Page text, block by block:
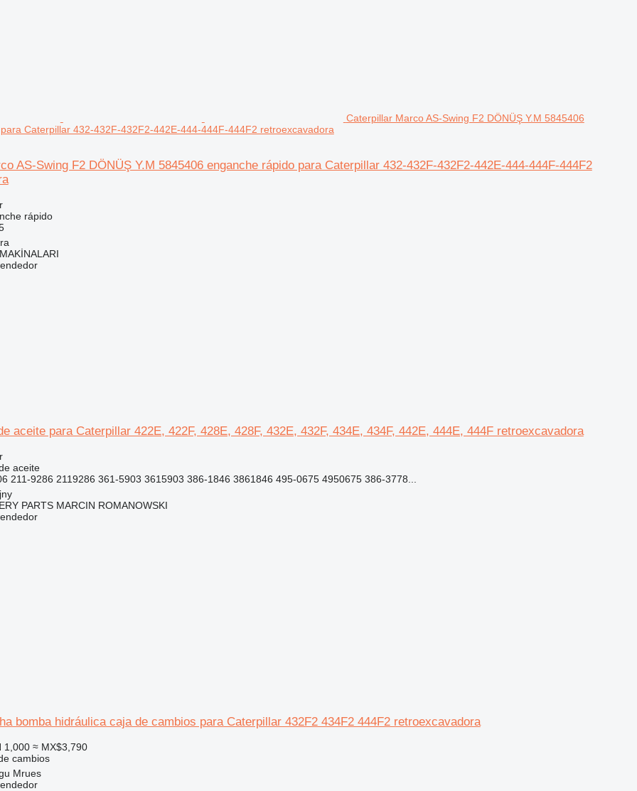
Caterpillar Marco AS-Swing F2 DÖNÜŞ Y.M 5845406
Caterpillar 432-432F-432F2-442E-444-444F-444F2 retroexcavadora
AS-Swing F2 DÖNÜŞ Y.M 5845406 enganche rápido para Caterpillar 432-432F-432F2-442E-444-444F-444F2
rápido
aceite para Caterpillar 422E, 422F, 428E, 428F, 432E, 432F, 434E, 434F, 442E, 444E, 444F retroexcavadora
aceite
211-9286 2119286 361-5903 3615903 386-1846 3861846 495-0675 4950675 386-3778...
PARTS MARCIN ROMANOWSKI
bomba hidráulica caja de cambios para Caterpillar 432F2 434F2 444F2 retroexcavadora
1,000 ≈ MX$3,790
cambios
Mrues